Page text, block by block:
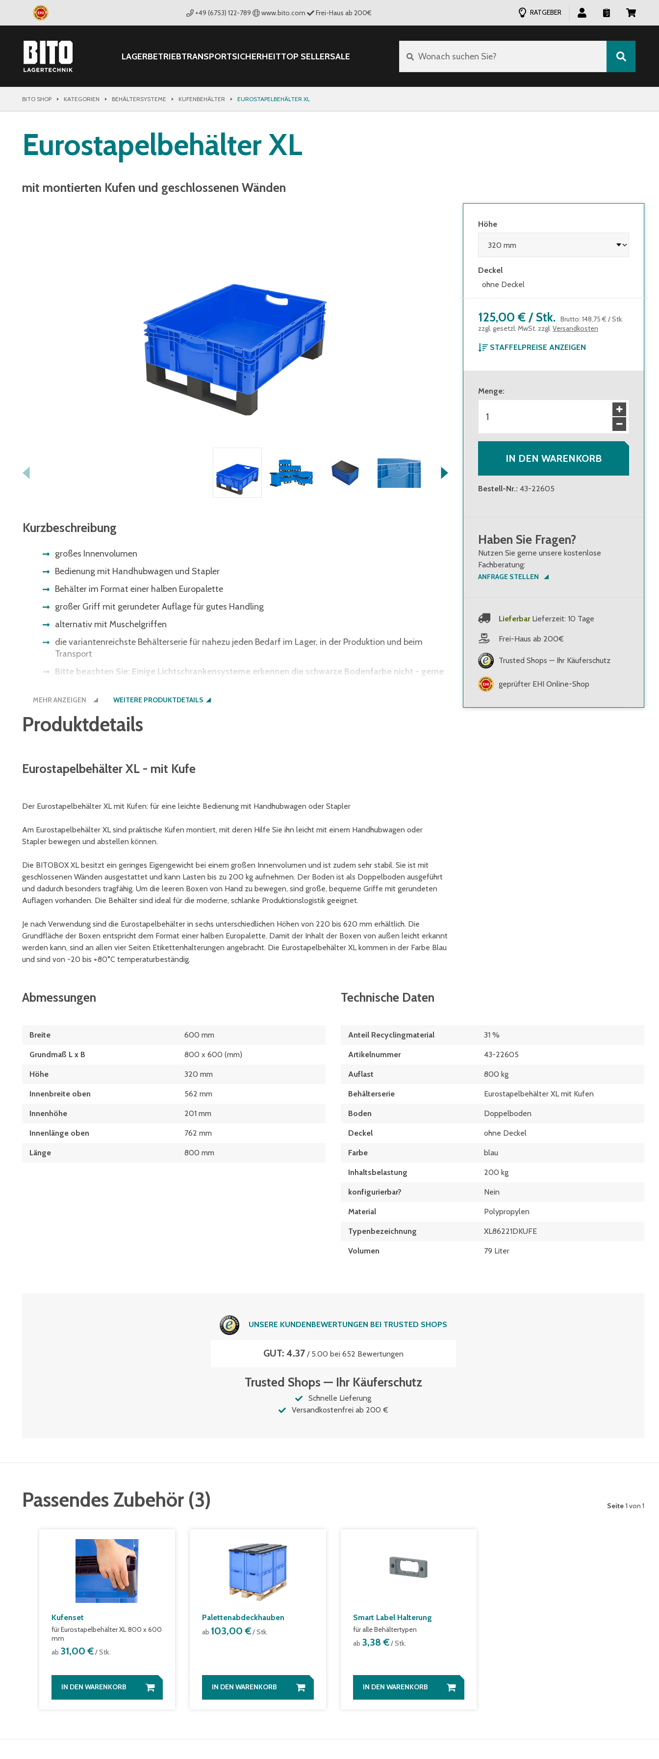
+49 (6753) 122-789 www.bito.com Frei-Haus ab 200€ RATGEBER
LAGERBETRIEBTRANSPORTSICHERHEITTOP SELLERSALE Wonach suchen Sie?
BITO SHOP KATEGORIEN BEHÄLTERSYSTEME KUFENBEHÄLTER EUROSTAPELBEHÄLTER XL
Eurostapelbehälter XL
mit montierten Kufen und geschlossenen Wänden
Kurzbeschreibung
großes Innenvolumen
Bedienung mit Handhubwagen und Stapler
Behälter im Format einer halben Europalette
großer Griff mit gerundeter Auflage für gutes Handling
alternativ mit Muschelgriffen
die variantenreichste Behälterserie für nahezu jeden Bedarf im Lager, in der Produktion und beim
Transport
Bitte beachten Sie: Einige Lichtschrankensysteme erkennen die schwarze Bodenfarbe nicht - gerne
MEHR ANZEIGEN WEITERE PRODUKTDETAILS
Produktdetails
Eurostapelbehälter XL - mit Kufe
Der Eurostapelbehälter XL mit Kufen: für eine leichte Bedienung mit Handhubwagen oder Stapler
Am Eurostapelbehälter XL sind praktische Kufen montiert, mit deren Hilfe Sie ihn leicht mit einem Handhubwagen oder
Stapler bewegen und abstellen können.
Die BITOBOX XL besitzt ein geringes Eigengewicht bei einem großen Innenvolumen und ist zudem sehr stabil. Sie ist mit
geschlossenen Wänden ausgestattet und kann Lasten bis zu 200 kg aufnehmen. Der Boden ist als Doppelboden ausgeführt
und dadurch besonders tragfähig. Um die leeren Boxen von Hand zu bewegen, sind große, bequeme Griffe mit gerundeten
Auflagen vorhanden. Die Behälter sind ideal für die moderne, schlanke Produktionslogistik geeignet.
Je nach Verwendung sind die Eurostapelbehälter in sechs unterschiedlichen Höhen von 220 bis 620 mm erhältlich. Die
Grundfläche der Boxen entspricht dem Format einer halben Europalette. Damit der Inhalt der Boxen von außen leicht erkannt
werden kann, sind an allen vier Seiten Etikettenhalterungen angebracht. Die Eurostapelbehälter XL kommen in der Farbe Blau
und sind von -20 bis +80°C temperaturbeständig.
Höhe
Deckel
ohne Deckel
125,00 € / Stk. Brutto: 148,75 € /Stk.
zzgl. gesetzl. MwSt. zzgl. Versandkosten
STAFFELPREISE ANZEIGEN
ab 14 Stück
Menge:
IN DEN WARENKORB
Bestell-Nr.: 43-22605
Haben Sie Fragen?
Nutzen Sie gerne unsere kostenlose
Fachberatung:
ANFRAGE STELLEN
Lieferbar Lieferzeit: 10 Tage
Frei-Haus ab 200€
Trusted Shops — Ihr Käuferschutz
geprüfter EHI Online-Shop
Abmessungen
Breite 600 mm
Grundmaß L x B 800 x 600 (mm)
Höhe 320 mm
Innenbreite oben 562 mm
Innenhöhe 201 mm
Innenlänge oben 762 mm
Länge 800 mm
Technische Daten
Anteil Recyclingmaterial 31 %
Artikelnummer 43-22605
Auflast 800 kg
Behälterserie Eurostapelbehälter XL mit Kufen
Boden Doppelboden
Deckel ohne Deckel
Farbe blau
Inhaltsbelastung 200 kg
konfigurierbar? Nein
Material Polypropylen
Typen­be­zeich­nung XL86221DKUFE
Volumen 79 Liter
UNSERE KUNDENBEWERTUNGEN BEI TRUSTED SHOPS
GUT: 4.37/ 5.00 bei 652 Bewertungen
Trusted Shops — Ihr Käuferschutz
Schnelle Lieferung
Versandkostenfrei ab 200 €
Passendes Zubehör (3) Seite 1 von 1
Kufenset
für Eurostapelbehälter XL 800 x 600
mm
ab 31,00 €/ Stk.
IN DEN WARENKORB
Palettenabdeckhauben
ab 103,00 €/ Stk.
IN DEN WARENKORB
Smart Label Halterung
für alle Behältertypen
ab 3,38 €/ Stk.
IN DEN WARENKORB